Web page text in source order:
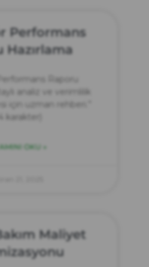
Performans
Hazırlama
Raporu
analiz ve verimlilik
için uzman rehberi.”
karakter)
OKU »
Maliyet